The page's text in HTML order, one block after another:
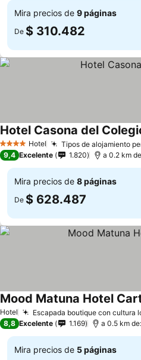
Mira precios de 9 páginas
De $ 310.482
4 EstrellasHotel Tipos de alojamiento
Hotel Casona del
9,4 Excelente 1.820 a 0.2 km
Mira precios de 8 páginas
De $ 628.487
Hotel Escapada boutique con cultura
Mood Matuna Hotel
8,8 Excelente 1.169 a 0.5 km
Mira precios de 5 páginas